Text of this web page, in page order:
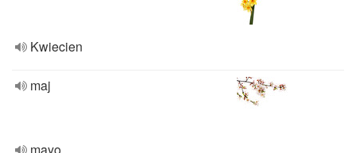
Kwiecien
maj